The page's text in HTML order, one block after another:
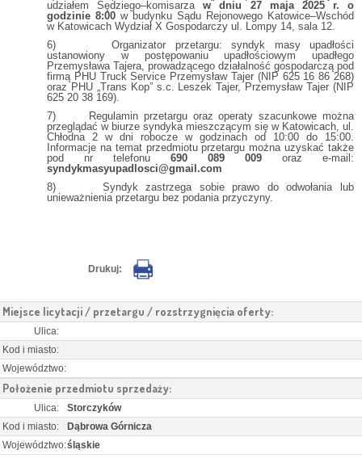
udziałem Sędziego–komisarzaw dniu 27 maja 2025 r. o
godzinie 8:00 w budynku Sądu Rejonowego Katowice–Wschód
w Katowicach Wydział X Gospodarczy ul. Lompy 14, sala 12.
6) Organizator przetargu: syndyk masy upadłości
ustanowiony w postępowaniu upadłościowym upadłego
Przemysława Tajera, prowadzącego działalność gospodarczą pod
firmą PHU Truck Service Przemysław Tajer (NIP 625 16 86 268)
oraz PHU „Trans Kop” s.c. Leszek Tajer, Przemysław Tajer (NIP
625 20 38 169).
7) Regulamin przetargu oraz operaty szacunkowe można
przeglądać w biurze syndyka mieszczącym się w Katowicach, ul.
Chłodna 2 w dni robocze w godzinach od 10:00 do 15:00.
Informacje na temat przedmiotu przetargu można uzyskać także
pod nr telefonu 690 089 009 oraz e-mail:
syndykmasyupadlosci@gmail.com
8) Syndyk zastrzega sobie prawo do odwołania lub
unieważnienia przetargu bez podania przyczyny.
Drukuj:
Miejsce licytacji / przetargu / rozstrzygnięcia oferty:
Ulica:
Kod i miasto:
Województwo:
Położenie przedmiotu sprzedaży:
Ulica:
Storczyków
Kod i miasto:
Dąbrowa Górnicza
Województwo:śląskie